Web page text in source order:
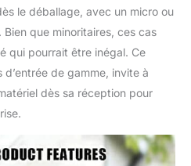
le déballage, avec un micro ou
que minoritaires, ces cas
qui pourrait être inégal. Ce
de gamme, invite à
dès sa réception pour